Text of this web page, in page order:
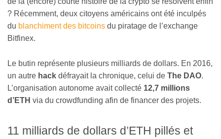
? Récemment, deux citoyens américains ont été inculpés
du blanchiment des bitcoins du piratage de l’exchange
Bitfinex.
Le butin représente plusieurs milliards de dollars. En 2016,
un autre hack défrayait la chronique, celui de The DAO.
L’organisation autonome avait collecté 12,7 millions
d’ETH via du crowdfunding afin de financer des projets.
11 milliards de dollars d’ETH pillés et